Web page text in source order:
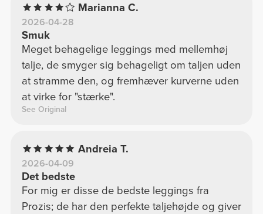
Marianna C.
2026-04-28
Smuk
Meget behagelige leggings med mellemhøj
talje, de smyger sig behageligt om taljen uden
at stramme den, og fremhæver kurverne uden
at virke for "stærke".
See Original
Andreia T.
2026-04-09
Det bedste
For mig er disse de bedste leggings fra
Prozis; de har den perfekte taljehøjde og giver